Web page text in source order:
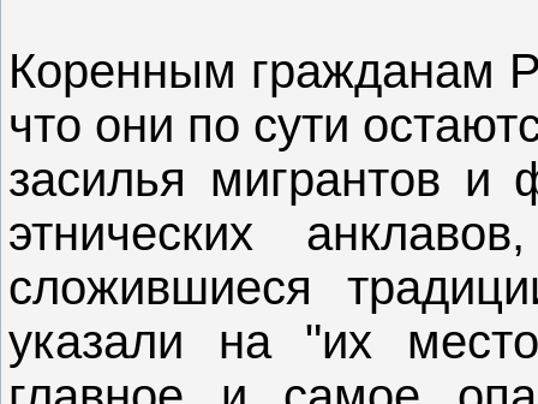
Коренным гражданам
что они по сути
засилья мигрантов и
этнических
сложившиеся
указали на "их